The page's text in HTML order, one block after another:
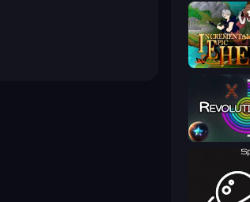
Incremental
Revolution